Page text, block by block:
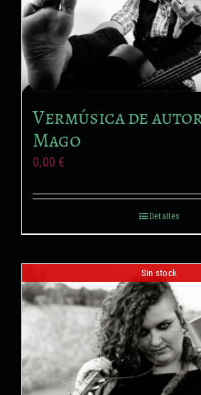
Vermúsica de
Mago
0,00 €
Detalles
Sin stock